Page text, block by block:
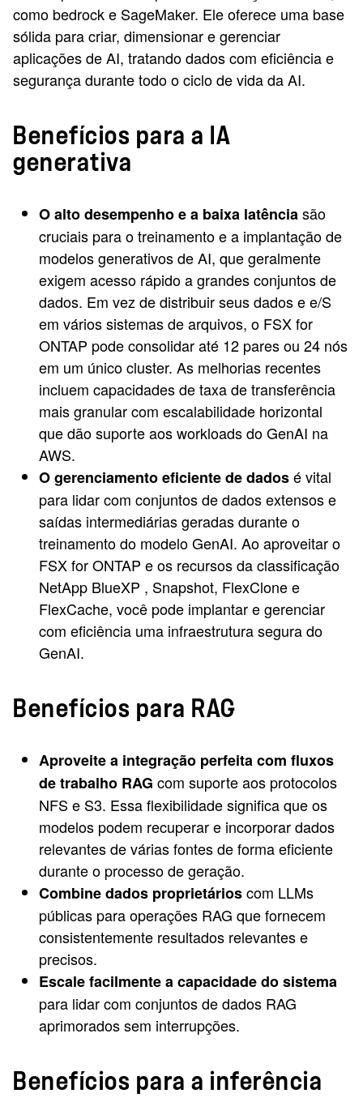
como bedrock e SageMaker. Ele oferece uma base
sólida para criar, dimensionar e gerenciar
aplicações de AI, tratando dados com eficiência e
segurança durante todo o ciclo de vida da AI.
Benefícios para a IA
generativa
O alto desempenho e a baixa latênciasão
cruciais para o treinamento e a implantação de
modelos generativos de AI, que geralmente
exigem acesso rápido a grandes conjuntos de
dados. Em vez de distribuir seus dados e e/S
em vários sistemas de arquivos, o FSX for
ONTAP pode consolidar até 12 pares ou 24 nós
em um único cluster. As melhorias recentes
incluem capacidades de taxa de transferência
mais granular com escalabilidade horizontal
que dão suporte aos workloads do GenAI na
AWS.
O gerenciamento eficiente de dadosé vital
para lidar com conjuntos de dados extensos e
saídas intermediárias geradas durante o
treinamento do modelo GenAI. Ao aproveitar o
FSX for ONTAP e os recursos da classificação
NetApp BlueXP , Snapshot, FlexClone e
FlexCache, você pode implantar e gerenciar
com eficiência uma infraestrutura segura do
GenAI.
Benefícios para RAG
Aproveite a integração perfeita com fluxos
de trabalho RAG com suporte aos protocolos
NFS e S3. Essa flexibilidade significa que os
modelos podem recuperar e incorporar dados
relevantes de várias fontes de forma eficiente
durante o processo de geração.
Combine dados proprietárioscom LLMs
públicas para operações RAG que fornecem
consistentemente resultados relevantes e
precisos.
Escale facilmente a capacidade do sistema
para lidar com conjuntos de dados RAG
aprimorados sem interrupções.
Benefícios para a inferência